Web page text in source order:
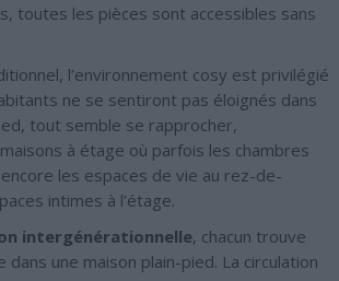
toutes les pièces sont accessibles sans
l’environnement cosy est privilégié
ne se sentiront pas éloignés dans
tout semble se rapprocher,
à étage où parfois les chambres
les espaces de vie au rez-de-
intimes à l’étage.
intergénérationnelle, chacun trouve
dans une maison plain-pied. La circulation